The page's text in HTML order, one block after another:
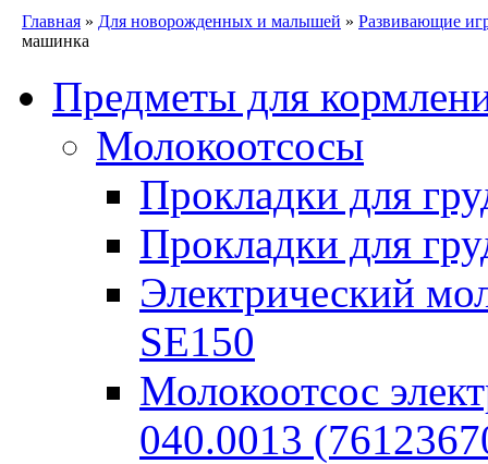
Главная » Для новорожденных и малышей » Развивающие
машинка
Предметы для
Молокоотсосы
Прокладки для
Прокладки для
Электрический
SE150
Молокоотсос
040.0013